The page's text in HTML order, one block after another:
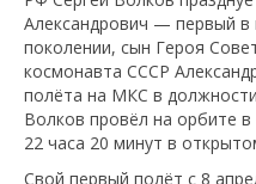
Александрович — первый
поколении, сын Героя
космонавта СССР
полёта на МКС в
Волков провёл на орбите
22 часа 20 минут в
Свой первый полёт с 8